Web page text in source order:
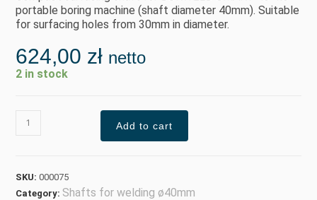
portable boring machine (shaft diameter 40mm). Suitable
for surfacing holes from 30mm in diameter.
624,00 zł netto
2 in stock
Add to cart
SKU:000075
Category: Shafts for welding ø40mm